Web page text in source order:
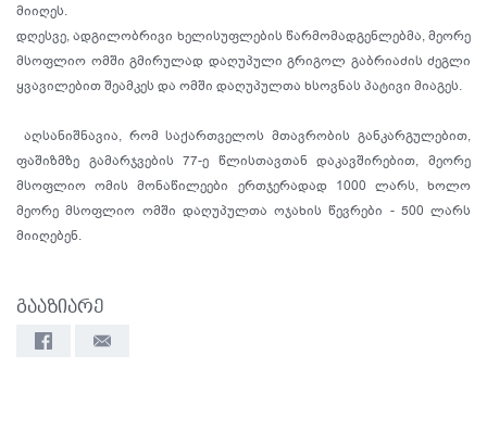
მიიღეს.
დღესვე, ადგილობრივი ხელისუფლების წარმომადგენლებმა, მეორე
მსოფლიო ომში გმირულად დაღუპული გრიგოლ გაბრიაძის ძეგლი
ყვავილებით შეამკეს და ომში დაღუპულთა ხსოვნას პატივი მიაგეს.
აღსანიშნავია, რომ საქართველოს მთავრობის განკარგულებით,
ფაშიზმზე გამარჯვების 77-ე წლისთავთან დაკავშირებით, მეორე
მსოფლიო ომის მონაწილეები ერთჯერადად 1000 ლარს, ხოლო
მეორე მსოფლიო ომში დაღუპულთა ოჯახის წევრები - 500 ლარს
მიიღებენ.
გააზიარე